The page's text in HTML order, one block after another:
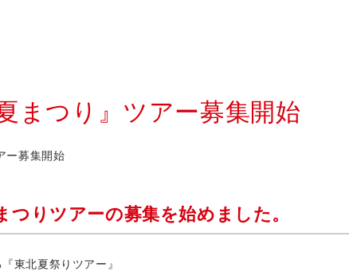
まつり』ツアー募集開始
ー募集開始
りツアーの募集を始めました。
東北夏祭りツアー』